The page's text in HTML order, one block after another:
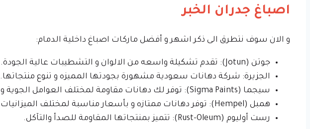
اصباغ جدران الخبر
و الان سوف نتطرق الى ذكر اشهر و أفضل ماركات اصباغ داخلية الدمام:
جوتن (Jotun): تقدم تشكيلة واسعه من الالوان و التشطيبات عالية الجودة.
الجزيرة: شركة دهانات سعودية مشهورة بجودتها المميزه و تنوع منتجاتها.
سيجما (Sigma Paints): توفر لك دهانات مقاومة لمختلف العوامل الجوية و بقوة.
همبل (Hempel): توفر دهانات ممتازه و بأسعار مناسبة لمختلف الميزانيات.
رست أوليوم (Rust-Oleum): تتميز بمنتجاتها المقاومة للصدأ والتآكل.